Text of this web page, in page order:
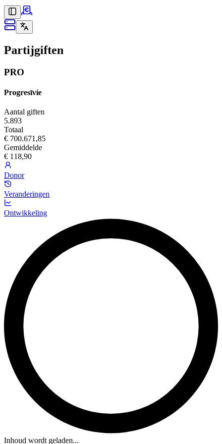
Partijgiften
PRO
Progresīvie
Aantal giften
5.893
Totaal
€ 700.671,85
Gemiddelde
€ 118,90
Donor
Veranderingen
Ontwikkeling
Inhoud wordt geladen...